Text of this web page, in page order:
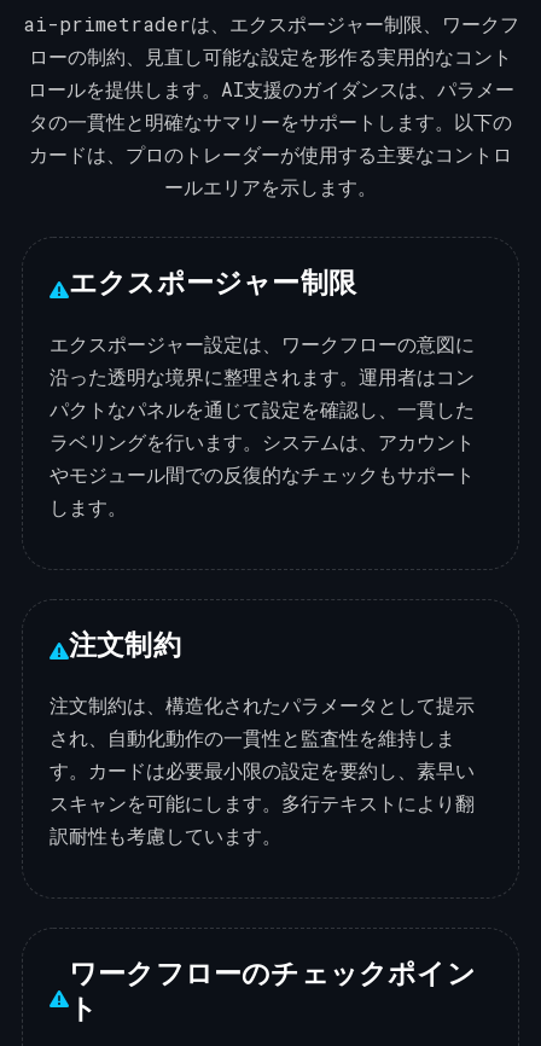
ai-primetraderは、エクスポージャー制限、ワークフ
ローの制約、見直し可能な設定を形作る実用的なコント
ロールを提供します。AI支援のガイダンスは、パラメー
タの一貫性と明確なサマリーをサポートします。以下の
カードは、プロのトレーダーが使用する主要なコントロ
ールエリアを示します。
エクスポージャー制限
エクスポージャー設定は、ワークフローの意図に
沿った透明な境界に整理されます。運用者はコン
パクトなパネルを通じて設定を確認し、一貫した
ラベリングを行います。システムは、アカウント
やモジュール間での反復的なチェックもサポート
します。
注文制約
注文制約は、構造化されたパラメータとして提示
され、自動化動作の一貫性と監査性を維持しま
す。カードは必要最小限の設定を要約し、素早い
スキャンを可能にします。多行テキストにより翻
訳耐性も考慮しています。
ワークフローのチェックポイン
ト